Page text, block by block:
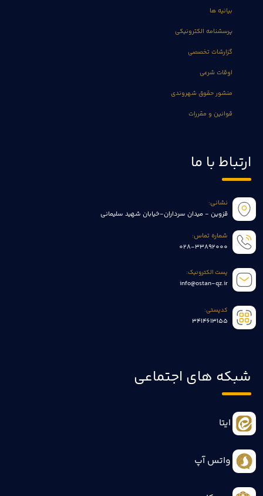
بیانیه ها
پرسشنامه الکترونیکی
گزارشات تخصصی
اوقات شرعی
منشور حقوق شهروندی
قوانین و مقررات
ارتباط با ما
نشانی:
قزوین - میدان سرداران-خیابان شهید سلیمانی
شماره تماس:
028-33892000
پست الکترونیک:
info@ostan-qz.ir
کدپستی:
3414613155
شبکه های اجتماعی
ایتا
واتس آپ